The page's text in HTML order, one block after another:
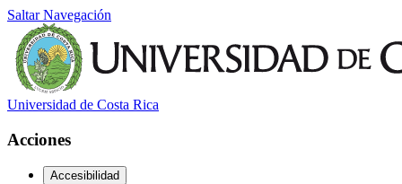
Saltar Navegación
Universidad de Costa Rica
Acciones
Accesibilidad